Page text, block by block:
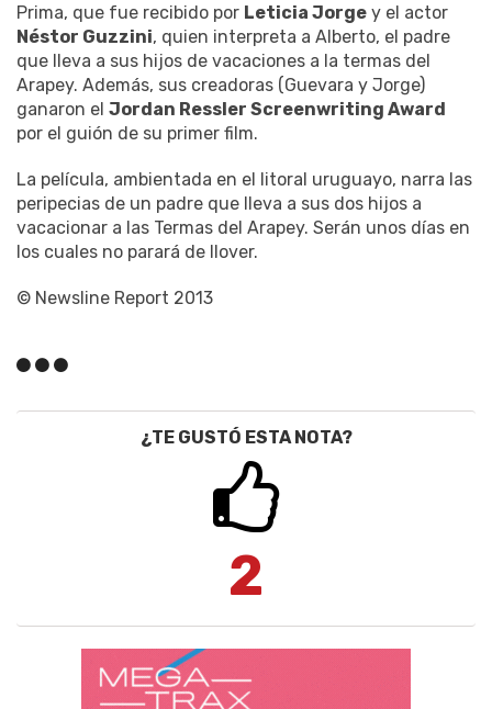
Prima, que fue recibido por Leticia Jorge y el actor
Néstor Guzzini, quien interpreta a Alberto, el padre
que lleva a sus hijos de vacaciones a la termas del
Arapey. Además, sus creadoras (Guevara y Jorge)
ganaron el Jordan Ressler Screenwriting Award
por el guión de su primer film.
La película, ambientada en el litoral uruguayo, narra las
peripecias de un padre que lleva a sus dos hijos a
vacacionar a las Termas del Arapey. Serán unos días en
los cuales no parará de llover.
© Newsline Report 2013
¿TE GUSTÓ ESTA NOTA?
2